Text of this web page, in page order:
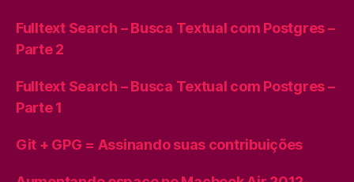
Fulltext Search – Busca Textual com Postgres –
Parte 2
Fulltext Search – Busca Textual com Postgres –
Parte 1
Git + GPG = Assinando suas contribuições